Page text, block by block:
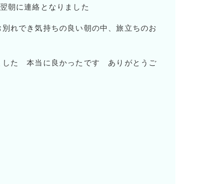
朝に連絡となりました
れでき気持ちの良い朝の中、旅立ちのお
した 本当に良かったです ありがとうご